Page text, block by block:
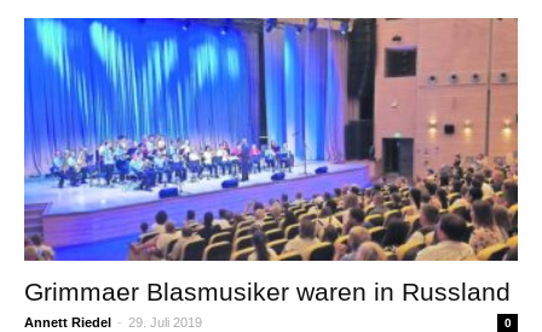
Grimmaer Blasmusiker waren in Russland
Annett Riedel - 29. Juli 2019 0